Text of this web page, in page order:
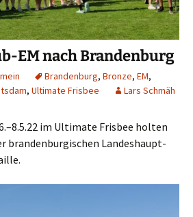
EM nach Brandenburg
Brandenburg, Bronze, EM,
, Ultimate Frisbee Lars Schmäh
im Ulti­ma­te Fris­bee hol­ten
bran­den­bur­gi­schen Lan­des­haupt­